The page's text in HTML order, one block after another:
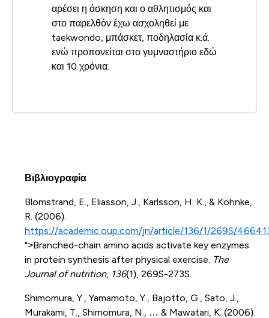
αρέσει η άσκηση και ο αθλητισμός και
στο παρελθόν έχω ασχοληθεί με
taekwondo, μπάσκετ, ποδηλασία κ.ά.
ενώ προπονείται στο γυμναστήριο εδώ
και 10 χρόνια.
Βιβλιογραφία
Blomstrand, E., Eliasson, J., Karlsson, H. K., & Köhnke,
R. (2006).
https://academic.oup.com/jn/article/136/1/269S/
">Branched-chain amino acids activate key enzymes
in protein synthesis after physical exercise. The
Journal of nutrition, 136(1), 269S-273S.
Shimomura, Y., Yamamoto, Y., Bajotto, G., Sato, J.,
Murakami, T., Shimomura, N., … & Mawatari, K. (2006).